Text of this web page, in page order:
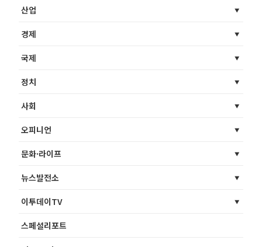
산업
경제
국제
정치
사회
오피니언
문화·라이프
뉴스발전소
이투데이TV
스페셜리포트